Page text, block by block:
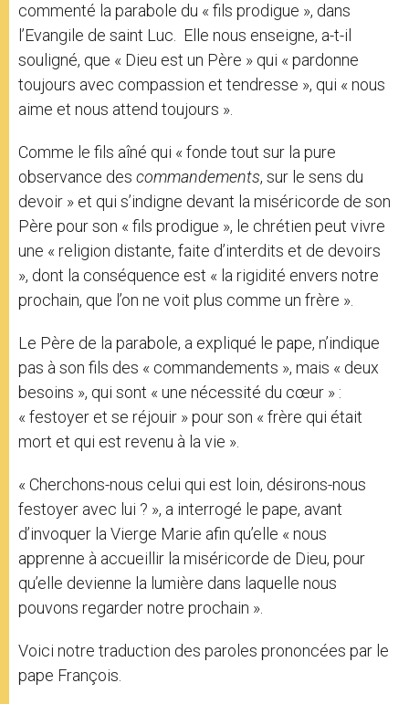
commenté la parabole du « fils prodigue », dans
l’Evangile de saint Luc. Elle nous enseigne, a-t-il
souligné, que « Dieu est un Père » qui « pardonne
toujours avec compassion et tendresse », qui « nous
aime et nous attend toujours ».
Comme le fils aîné qui « fonde tout sur la pure
observance des commandements, sur le sens du
devoir » et qui s’indigne devant la miséricorde de son
Père pour son « fils prodigue », le chrétien peut vivre
une « religion distante, faite d’interdits et de devoirs
», dont la conséquence est « la rigidité envers notre
prochain, que l’on ne voit plus comme un frère ».
Le Père de la parabole, a expliqué le pape, n’indique
pas à son fils des « commandements », mais « deux
besoins », qui sont « une nécessité du cœur » :
« festoyer et se réjouir » pour son « frère qui était
mort et qui est revenu à la vie ».
« Cherchons-nous celui qui est loin, désirons-nous
festoyer avec lui ? », a interrogé le pape, avant
d’invoquer la Vierge Marie afin qu’elle « nous
apprenne à accueillir la miséricorde de Dieu, pour
qu’elle devienne la lumière dans laquelle nous
pouvons regarder notre prochain ».
Voici notre traduction des paroles prononcées par le
pape François.